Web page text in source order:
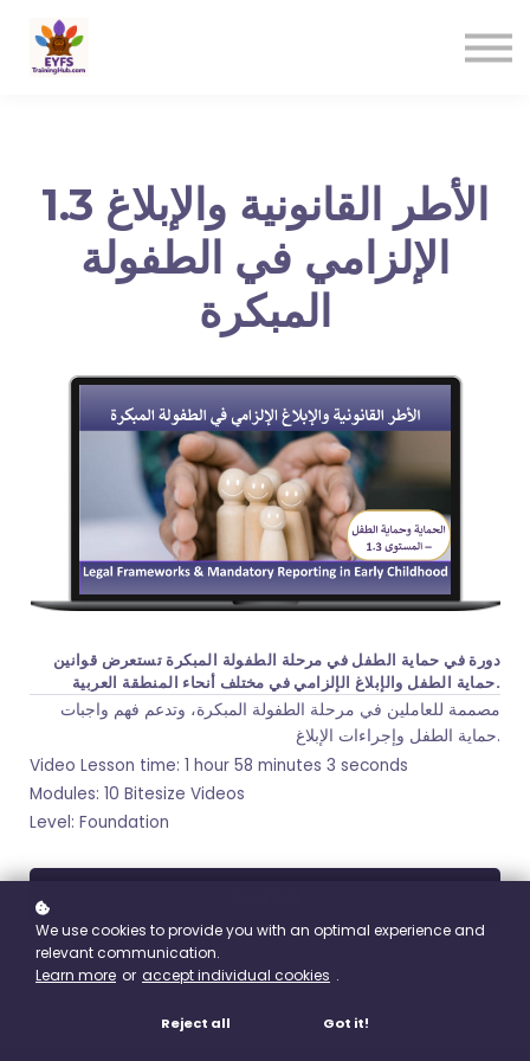
1.3 الأطر القانونية والإبلاغ
الإلزامي في الطفولة
المبكرة
دورة في حماية الطفل في مرحلة الطفولة المبكرة تستعرض قوانين
حماية الطفل والإبلاغ الإلزامي في مختلف أنحاء المنطقة العربية.
مصممة للعاملين في مرحلة الطفولة المبكرة، وتدعم فهم واجبات
حماية الطفل وإجراءات الإبلاغ.
Video Lesson time: 1 hour 58 minutes 3 seconds
Modules: 10 Bitesize Videos
Level: Foundation
We use cookies to provide you with an optimal experience and
relevant communication.
Learn more or accept individual cookies .
Reject all Got it!